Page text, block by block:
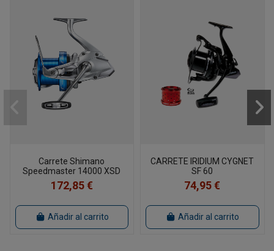
Carrete Shimano
Speedmaster 14000 XSD
172,85 €
Añadir al carrito
CARRETE IRIDIUM CYGNET
SF 60
74,95 €
Añadir al carrito